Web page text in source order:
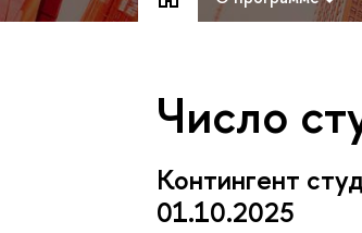
Число
Контингент
01.10.2025